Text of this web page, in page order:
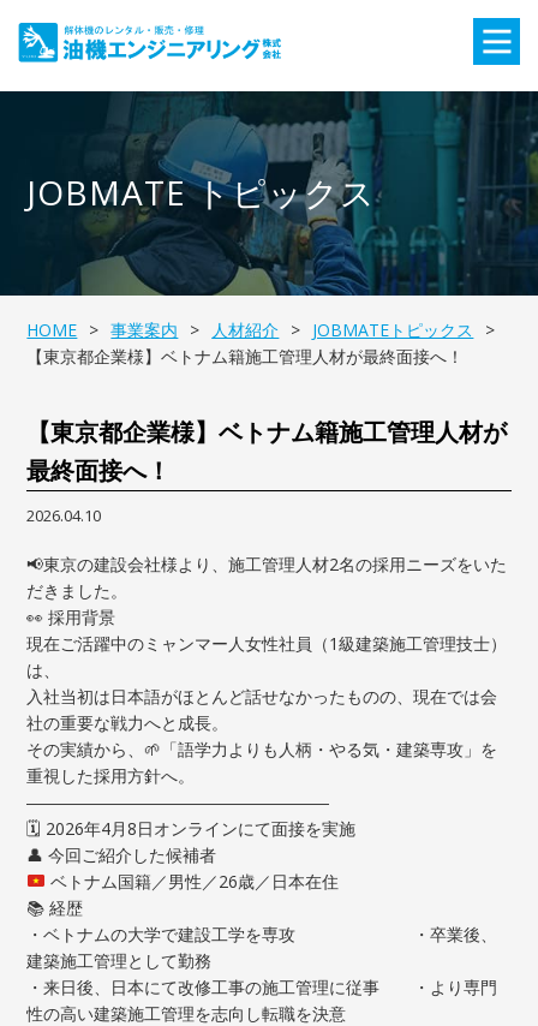
JOBMATE トピックス
HOME 事業案内 人材紹介
JOBMATEトピックス
【東京都企業様】ベトナム籍施工管理人材が最終面接へ！
【東京都企業様】ベトナム籍施工管理人材が
最終面接へ！
2026.04.10
📢東京の建設会社様より、施工管理人材2名の採用ニーズをいた
だきました。
👀 採用背景
現在ご活躍中のミャンマー人女性社員（1級建築施工管理技士）
は、
入社当初は日本語がほとんど話せなかったものの、現在では会
社の重要な戦力へと成長。
その実績から、🌱「語学力よりも人柄・やる気・建築専攻」を
重視した採用方針へ。
――――――――――――――――――
🗓 2026年4月8日オンラインにて面接を実施
👤 今回ご紹介した候補者
ベトナム国籍／男性／26歳／日本在住
📚 経歴
・ベトナムの大学で建設工学を専攻 ・卒業後、
建築施工管理として勤務
・来日後、日本にて改修工事の施工管理に従事 ・より専門
性の高い建築施工管理を志向し転職を決意